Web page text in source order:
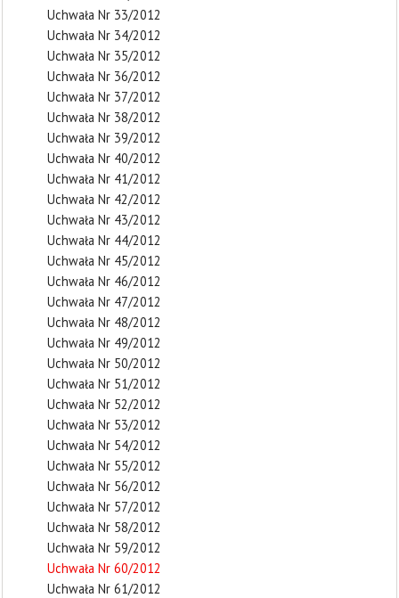
Uchwała Nr 33/2012
Uchwała Nr 34/2012
Uchwała Nr 35/2012
Uchwała Nr 36/2012
Uchwała Nr 37/2012
Uchwała Nr 38/2012
Uchwała Nr 39/2012
Uchwała Nr 40/2012
Uchwała Nr 41/2012
Uchwała Nr 42/2012
Uchwała Nr 43/2012
Uchwała Nr 44/2012
Uchwała Nr 45/2012
Uchwała Nr 46/2012
Uchwała Nr 47/2012
Uchwała Nr 48/2012
Uchwała Nr 49/2012
Uchwała Nr 50/2012
Uchwała Nr 51/2012
Uchwała Nr 52/2012
Uchwała Nr 53/2012
Uchwała Nr 54/2012
Uchwała Nr 55/2012
Uchwała Nr 56/2012
Uchwała Nr 57/2012
Uchwała Nr 58/2012
Uchwała Nr 59/2012
Uchwała Nr 60/2012
Uchwała Nr 61/2012